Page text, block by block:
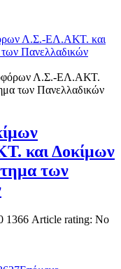
Λ.Σ.-ΕΛ.ΑΚΤ. και
Πανελλαδικών
και Δοκίμων
των
1366 Article rating: No